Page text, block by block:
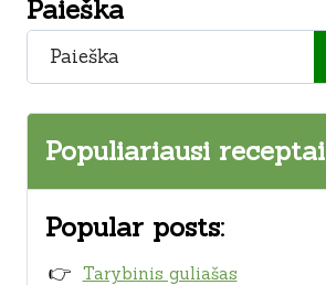
Paieška
Paieška
Populiariausi receptai
Popular posts:
Tarybinis guliašas